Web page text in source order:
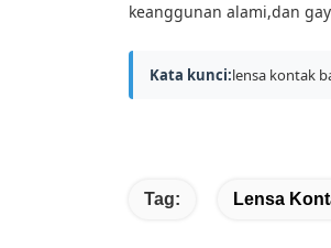
keanggunan alami,dan
Kata kunci:lensa kontak
Tag: Lensa